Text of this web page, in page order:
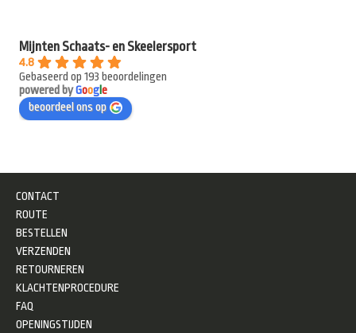
Mijnten Schaats- en Skeelersport
4.8
Gebaseerd op 193 beoordelingen
powered byGooge
beoordeel ons op
CONTACT
ROUTE
BESTELLEN
VERZENDEN
RETOURNEREN
KLACHTENPROCEDURE
FAQ
OPENINGSTIJDEN